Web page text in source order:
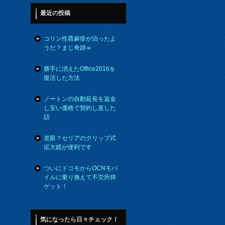
最近の投稿
コリン性蕁麻疹が治ったよ
うだ？まじ奇跡ｗ
勝手に消えたOffice2016を
復活した方法
ノートンの自動延長を返金
し安い価格で契約し直した
話
老眼？セリアのクリップ式
拡大鏡が便利です
ついにドコモからOCNモバ
イルに乗り換えて不労所得
ゲット！
気になったら日々チェック！